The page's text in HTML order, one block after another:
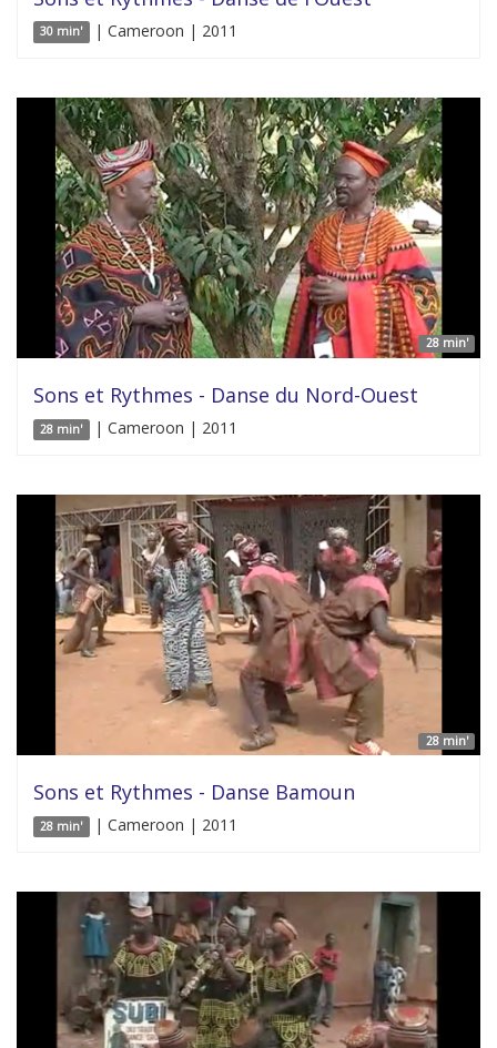
30 min' | Cameroon | 2011
28 min'
Sons et Rythmes - Danse du Nord-Ouest
28 min' | Cameroon | 2011
28 min'
Sons et Rythmes - Danse Bamoun
28 min' | Cameroon | 2011